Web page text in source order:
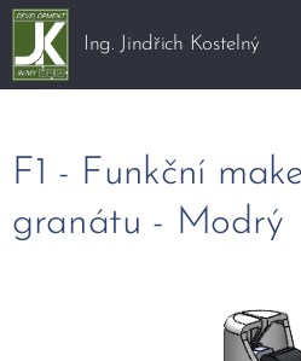
Ing. Jindřich Kostelný
F1 - Funkční
granátu - Modrý